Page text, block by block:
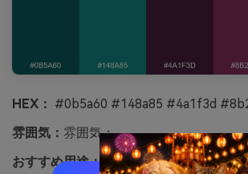
HEX： #0b5a60 #148a85 #4a1f3d
雰囲気： 雰囲気：
おすすめ用途：大胆、グラマラス、エ